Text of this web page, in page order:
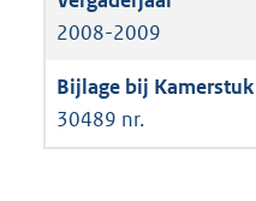
2008-2009
30489 nr.